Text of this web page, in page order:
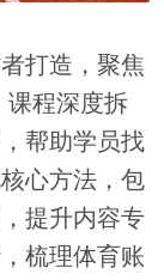
打造，聚焦
课程深度拆
帮助学员找
心方法，包
提升内容专
梳理体育账